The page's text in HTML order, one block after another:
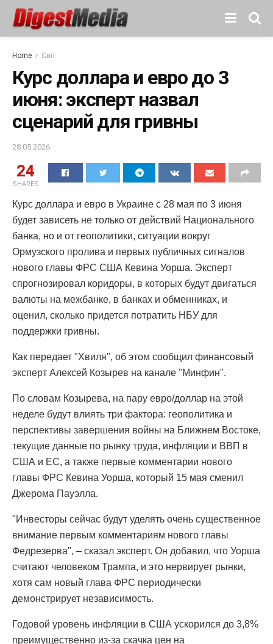
Home Світ
Курс доллара и евро до 3
июня: эксперт назвал
сценарий для гривны
28.05.2026
24
SHARES
Курс доллара и евро в Украине с 28 мая по 3 июня
будет зависеть не только от действий Национального
банка, но и от геополитики, ситуации вокруг
Ормузского пролива и первых публичных сигналов
нового главы ФРС США Кевина Уорша. Эксперт
спрогнозировал коридоры, в которых будут двигаться
валюты на межбанке, в банках и обменниках, и
оценил, сколько придется потратить НБУ для
поддержки гривны.
Как передает "Хвиля", об этом сообщил финансовый
эксперт Алексей Козырев на канале "Минфин".
По словам Козырева, на пару евро/доллар на этой
неделе будут влиять три фактора: геополитика и
перспективы завершения войны на Ближнем Востоке,
текущие данные по рынку труда, инфляции и ВВП в
США и ЕС, а также первые комментарии нового
главы ФРС Кевина Уорша, который 15 мая сменил
Джерома Пауэлла.
"Инвесторы сейчас будут уделять очень существенное
внимание первым комментариям нового главы
Федрезерва", – сказал эксперт. Он добавил, что Уорша
считают человеком Трампа, и это нервирует рынки,
хотя сам новый глава ФРС периодически
демонстрирует независимость.
Годовой уровень инфляции в США ускорился до 3,8%
преимущественно из-за скачка цен на